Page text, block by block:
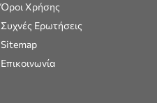
Όροι Χρήσης
Συχνές Ερωτήσεις
Sitemap
Επικοινωνία